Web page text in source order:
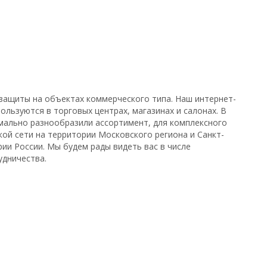
на объектах коммерческого типа. Наш интернет-
в торговых центрах, магазинах и салонах. В
разнообразили ассортимент, для комплексного
сети на территории Московского региона и Санкт-
России. Мы будем рады видеть вас в числе